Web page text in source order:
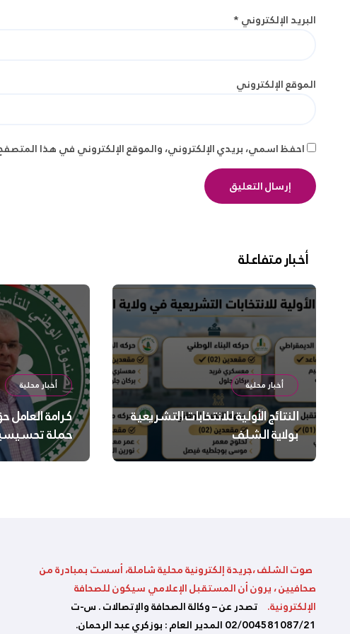
البريد الإلكتروني*
الموقع الإلكتروني
احفظ اسمي، بريدي الإلكتروني، والموقع الإلكتروني في هذا
أخبار متفاعلة
أخبار محلية
النتائج الأولية للانتخابات التشريعية
بولاية الشلف
أخبار محلية
كرامة
حملة
السلامة
صوت الشلف ،جريدة إلكترونية محلية شاملة، أسست بمبادرة من
صحافيين ، يرون أن المستقبل الإعلامي سيكون للصحافة
الإلكترونية. تصدر عن – وكالة الصحافة والإتصالات . س-ت
02/004581087/21 المدير العام : بوزكري عبد الرحمان.